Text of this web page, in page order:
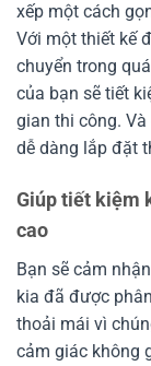
xếp một cách
Với một thiết kế
chuyển trong
của bạn sẽ tiết
gian thi công.
dễ dàng lắp đặt
Giúp tiết kiệm
cao
Bạn sẽ cảm
kia đã được
thoải mái vì
cảm giác không